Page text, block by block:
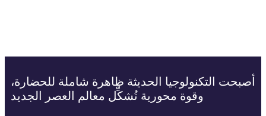
أصبحت التكنولوجيا الحديثة ظاهرة شاملة للحضارة،
وقوة محورية تُشكِّل معالم العصر الجديد